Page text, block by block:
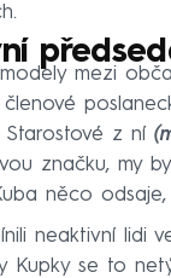
mezi
členové
Starostové z ní
značku, my
něco
neaktivní lidi
Kupky se to